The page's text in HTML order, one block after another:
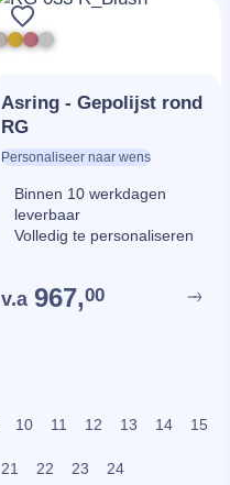
Asring - Gepolijst rond
RG
Personaliseer naar wens
Binnen 10 werkdagen
leverbaar
Volledig te personaliseren
v.a 967,00
10 11 12 13 14 15
21 22 23 24